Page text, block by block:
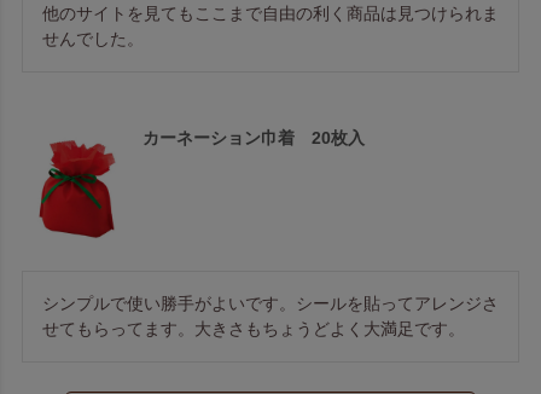
他のサイトを見てもここまで自由の利く商品は見つけられま
せんでした。
カーネーション巾着 20枚入
シンプルで使い勝手がよいです。シールを貼ってアレンジさ
せてもらってます。大きさもちょうどよく大満足です。